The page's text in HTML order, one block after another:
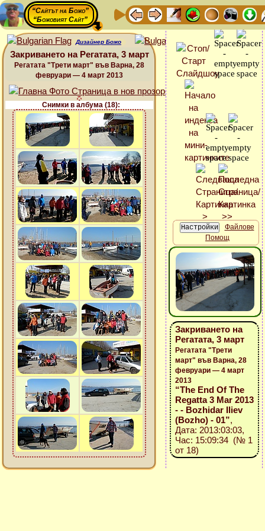
“Сайтът на Божо”
“Божовият Сайт”
Дизайнер Божо
Закриването на Регатата, 3 март
Регатата "Трети март" във Варна, 28
февруари — 4 март 2013
Снимки в албума (18):
Файлове
Помощ
Закриването на
Регатата, 3 март
Регатата "Трети
март" във Варна, 28
февруари — 4 март
2013
“The End Of The
Regatta 3 Mar 2013
- - Bozhidar Iliev
(Bozho) - 01”,
Дата: 2013:03:03,
Час: 15:09:34 (№ 1
от 18)